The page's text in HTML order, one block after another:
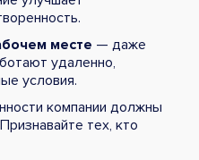
месте — даже
удаленно,
условия.
компании должны
тех, кто